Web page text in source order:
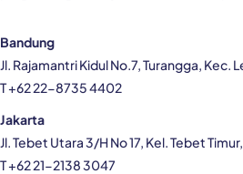
Bandung
Jl. Rajamantri Kidul No.7, Turangga, Kec.
T +62 22-8735 4402
Jakarta
Jl. Tebet Utara 3/H No 17, Kel. Tebet
T +62 21-2138 3047